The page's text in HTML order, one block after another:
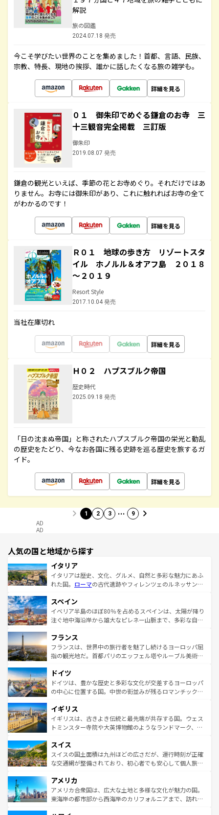
解説
旅の図鑑
2024.07.18 発売
今こそ学びたい世界のことを集めました！首都、言語、民族、
宗教、特長、現地の挨拶、誰かに話したくなる旅の雑学も。
詳細を見る
０１ 御朱印でめぐる鎌倉のお寺 三
十三観音完全掲載 三訂版
御朱印
2019.08.07 発売
鎌倉の観光といえば、季節の花とお寺めぐり。それだけではあ
りません。お寺には御朱印があり、これに触れればお寺の全て
がわかるのです！
詳細を見る
Ｒ０１ 地球の歩き方 リゾートスタ
イル ホノルル＆オアフ島 ２０１８
～２０１９
Resort Style
2017.10.04 発売
当社在庫切れ
詳細を見る
Ｈ０２ ハプスブルク帝国
歴史時代
2025.09.18 発売
「日の沈まぬ帝国」と称されたハプスブルク帝国の栄光と動乱
の歴史をたどり、今なお各国に残る史跡を巡る歴史を旅するガ
イド。
詳細を見る
1 2 3 … 9
AD
AD
人気の国と地域から探す
イタリア
イタリアは歴史、文化、グルメ、自然と多彩な魅力にあふ
れた国。 ローマの古代遺跡やフィレンツェのルネッサンス
ろん、トスカーナの美しい田園風景やアマルフィ海岸の絶
景など、自然景観も見逃せない。観光の合間には、本場の
ピザやパスタなど、絶品のイタリア料理を堪能することも
ませてくれるイタリアで、忘れられない旅をしてみよう！
なお、新着のイタリア情報はコンテンツ一覧 を参照してほ
しい。
スペイン
イベリア半島のほぼ80％を占めるスペインは、太陽が降り
注ぐ地中海沿岸から雄大なピレネー山脈まで、多彩な自然
文化が根付くこの国では、情熱的なフラメンコ、熱気あふ
れる闘牛、そして美味しいタパスが生活の一部となってい
る。首都マドリードの洗練された雰囲気や、バルセロナの
の城塞都市、穏やかなビーチリゾートまで多彩な表情を見
せる。地方によって風土や気候が異なるスペインはその個
性で訪れる人を魅了する。 なお、新着のスペイン情報はコ
フランス
フランスは、世界中の旅行者を魅了し続けるヨーロッパ屈
指の観光地だ。首都パリのエッフェル塔やルーブル美術館
で、幅広い魅力が詰まっている。華麗な宮殿、歴史的な大
聖堂、美しいビーチ、そして豊かな自然が、訪れる者を心
から魅了する。また、フランスは美食の国としても知ら
いる。シャンパンの発祥地であるランス、プロヴァンスの
香り高いラベンダー畑など、多彩な楽しみ方が可能だ。さ
らに、パリ以外の地域にも魅力が溢れており、どの街角に
れる地方に足を運ぶとそれぞれで全く異なる文化を体験で
きるだろう。 なお、新着のフランス情報はコンテンツ一覧
を参照してほしい。
ドイツ
ドイツは、豊かな歴史と多彩な文化が交差するヨーロッパ
の中心に位置する国。中世の街並みが残るロマンチック街
顔を持つこの国は、どこを歩いても飽きることがない。ベ
ルリンの文化的活気、バイエルン州のアルプスの絶景、そ
してライン川沿いのワイン畑といった風景は必見。ビール
は、お酒好きな人にはぜひ体験してほしい。 なお、新着の
ドイツ情報はコンテンツ一覧を参照してほしい。
イギリス
イギリスは、古きよき伝統と最先端が共存する国。ウェス
トミンスター寺院や大英博物館のようなランドマーク、歴
リアごとに異なる魅力がある。また、優雅なアフタヌーン
ティー、ビール好きにはたまらない英国パブ、サッカー観
戦など、本場だからこそできる体験も豊富。イギリスを旅
ンツ一覧を参照してほしい。
スイス
スイスの国土面積は九州ほどの広さだが、運行時刻が正確
な交通網が整備されており、初心者でも安心して個人旅行
の建物がそのまま残る町や、スイスならではのユニークな
博物館もあり、アルプス観光だけでなく町歩きも満喫する
ことができる。国民の所得が高いため物価も高いが、旅行
アメリカ
アメリカ合衆国は、広大な土地と多様な文化が魅力の国。
東海岸の都市部から西海岸のカリフォルニアまで、訪れる